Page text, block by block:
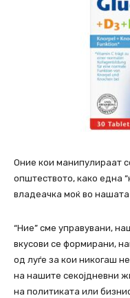
Оние кои манипулираат
општеството, како една
владеачка моќ во нашата
“Ние” сме управувани,
вкусови се формирани,
од луѓе за кои никогаш
на нашите секојдневни
на политиката или